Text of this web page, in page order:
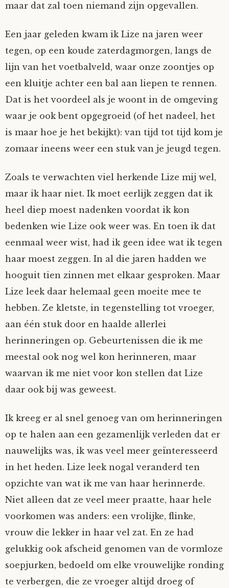
maar dat zal toen niemand zijn opgevallen.
Een jaar geleden kwam ik Lize na jaren weer
tegen, op een koude zaterdagmorgen, langs de
lijn van het voetbalveld, waar onze zoontjes op
een kluitje achter een bal aan liepen te rennen.
Dat is het voordeel als je woont in de omgeving
waar je ook bent opgegroeid (of het nadeel, het
is maar hoe je het bekijkt): van tijd tot tijd kom je
zomaar ineens weer een stuk van je jeugd tegen.
Zoals te verwachten viel herkende Lize mij wel,
maar ik haar niet. Ik moet eerlijk zeggen dat ik
heel diep moest nadenken voordat ik kon
bedenken wie Lize ook weer was. En toen ik dat
eenmaal weer wist, had ik geen idee wat ik tegen
haar moest zeggen. In al die jaren hadden we
hooguit tien zinnen met elkaar gesproken. Maar
Lize leek daar helemaal geen moeite mee te
hebben. Ze kletste, in tegenstelling tot vroeger,
aan één stuk door en haalde allerlei
herinneringen op. Gebeurtenissen die ik me
meestal ook nog wel kon herinneren, maar
waarvan ik me niet voor kon stellen dat Lize
daar ook bij was geweest.
Ik kreeg er al snel genoeg van om herinneringen
op te halen aan een gezamenlijk verleden dat er
nauwelijks was, ik was veel meer geïnteresseerd
in het heden. Lize leek nogal veranderd ten
opzichte van wat ik me van haar herinnerde.
Niet alleen dat ze veel meer praatte, haar hele
voorkomen was anders: een vrolijke, flinke,
vrouw die lekker in haar vel zat. En ze had
gelukkig ook afscheid genomen van de vormloze
soepjurken, bedoeld om elke vrouwelijke ronding
te verbergen, die ze vroeger altijd droeg of